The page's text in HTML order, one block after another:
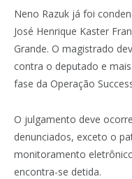
Neno Razuk já foi
José Henrique Kaster
Grande. O magistrado
contra o deputado e
fase da Operação
O julgamento deve
denunciados, exceto o
monitoramento
encontra-se detida.